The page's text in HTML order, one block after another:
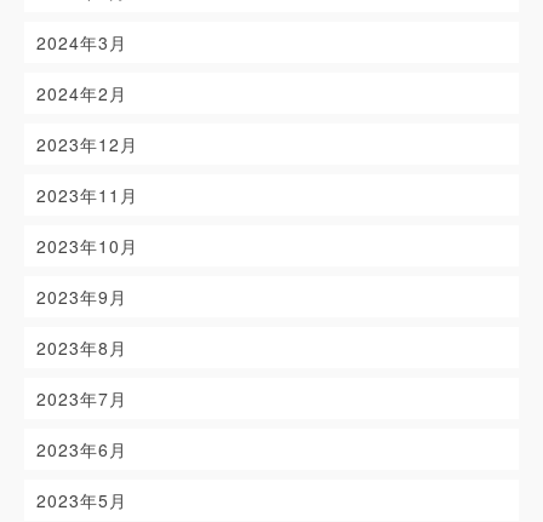
2024年3月
2024年2月
2023年12月
2023年11月
2023年10月
2023年9月
2023年8月
2023年7月
2023年6月
2023年5月